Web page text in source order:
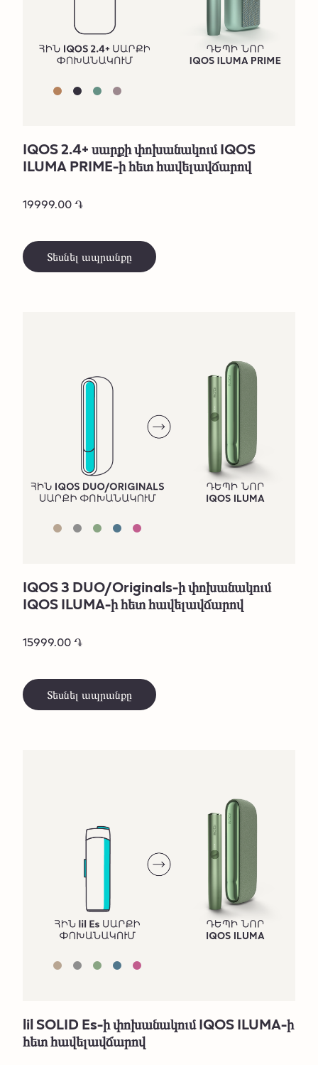
IQOS 2.4+ սարքի փոխանակում IQOS
ILUMA PRIME-ի հետ հավելավճարով
19999.00 ֏
Տեսնել ապրանքը
IQOS 3 DUO/Originals-ի փոխանակում
IQOS ILUMA-ի հետ հավելավճարով
15999.00 ֏
Տեսնել ապրանքը
lil SOLID Es-ի փոխանակում IQOS ILUMA-ի
հետ հավելավճարով